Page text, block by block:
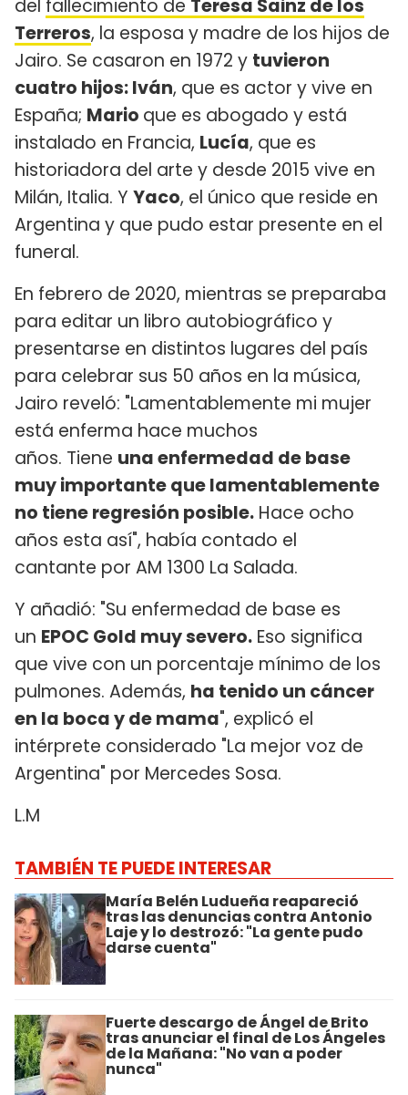
del fallecimiento de Teresa Sainz de los
Terreros, la esposa y madre de los hijos de
Jairo. Se casaron en 1972 y tuvieron
cuatro hijos: Iván, que es actor y vive en
España; Mario que es abogado y está
instalado en Francia, Lucía, que es
historiadora del arte y desde 2015 vive en
Milán, Italia. Y Yaco, el único que reside en
Argentina y que pudo estar presente en el
funeral.
En febrero de 2020, mientras se preparaba
para editar un libro autobiográfico y
presentarse en distintos lugares del país
para celebrar sus 50 años en la música,
Jairo reveló: "Lamentablemente mi mujer
está enferma hace muchos
años. Tiene una enfermedad de base
muy importante que lamentablemente
no tiene regresión posible. Hace ocho
años esta así", había contado el
cantante por AM 1300 La Salada.
Y añadió: "Su enfermedad de base es
un EPOC Gold muy severo. Eso significa
que vive con un porcentaje mínimo de los
pulmones. Además, ha tenido un cáncer
en la boca y de mama", explicó el
intérprete considerado "La mejor voz de
Argentina" por Mercedes Sosa.
L.M
TAMBIÉN TE PUEDE INTERESAR
María Belén Ludueña reapareció
tras las denuncias contra Antonio
Laje y lo destrozó: "La gente pudo
darse cuenta"
Fuerte descargo de Ángel de Brito
tras anunciar el final de Los Ángeles
de la Mañana: "No van a poder
nunca"